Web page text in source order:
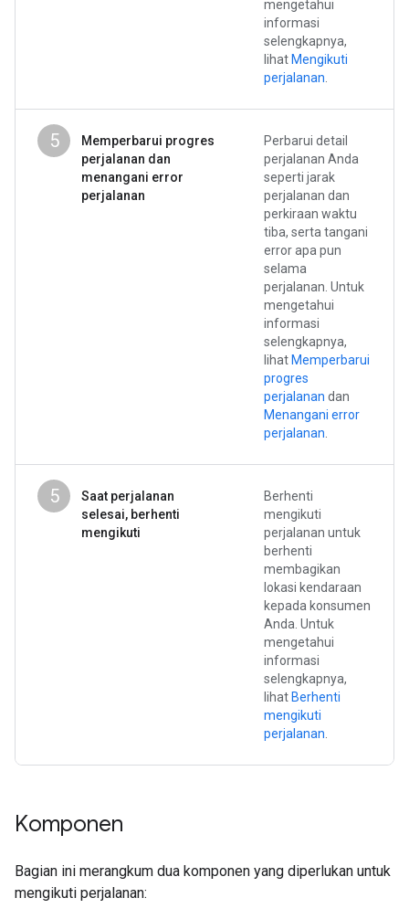
mengetahui
informasi
selengkapnya,
lihat Mengikuti
perjalanan
5
Memperbarui progres
perjalanan dan
menangani error
perjalanan
Perbarui detail
perjalanan Anda
seperti jarak
perjalanan dan
perkiraan waktu
tiba, serta tangani
error apa pun
selama
perjalanan. Untuk
mengetahui
informasi
selengkapnya,
lihat Memperbarui
progres
perjalanan dan
Menangani error
perjalanan
5
Saat perjalanan
selesai, berhenti
mengikuti
Berhenti
mengikuti
perjalanan untuk
berhenti
membagikan
lokasi kendaraan
kepada konsumen
Anda. Untuk
mengetahui
informasi
selengkapnya,
lihat Berhenti
mengikuti
perjalanan
Komponen
Bagian ini merangkum dua komponen yang diperlukan untuk
mengikuti perjalanan: